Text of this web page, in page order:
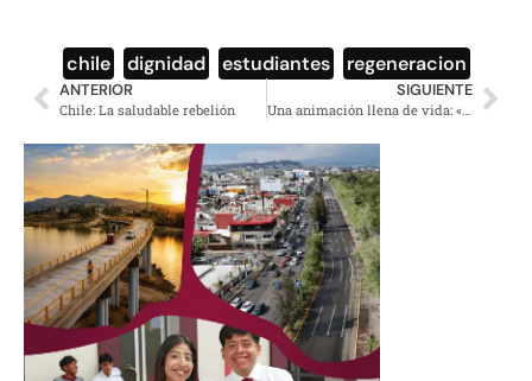
chile dignidad estudiantes regeneracion
ANTERIOR
Chile: La saludable rebelión
SIGUIENTE
Una animación llena de vida: «Abuela grillo»